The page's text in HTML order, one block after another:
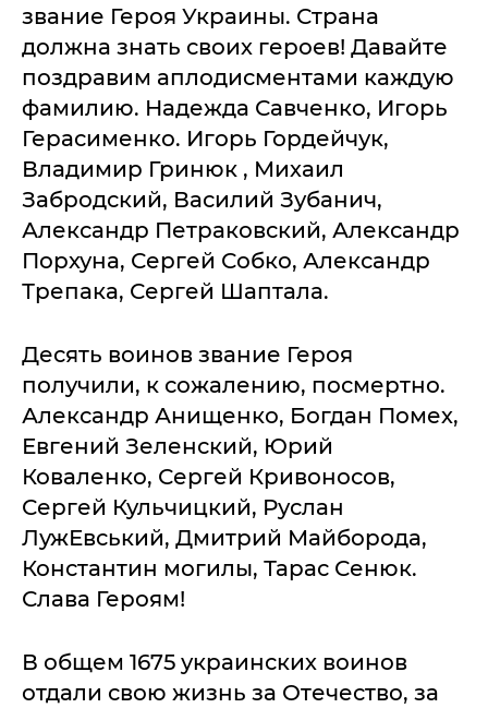
звание Героя Украины. Страна
должна знать своих героев! Давайте
поздравим аплодисментами каждую
фамилию. Надежда Савченко, Игорь
Герасименко. Игорь Гордейчук,
Владимир Гринюк , Михаил
Забродский, Василий Зубанич,
Александр Петраковский, Александр
Порхуна, Сергей Собко, Александр
Трепака, Сергей Шаптала.
Десять воинов звание Героя
получили, к сожалению, посмертно.
Александр Анищенко, Богдан Помех,
Евгений Зеленский, Юрий
Коваленко, Сергей Кривоносов,
Сергей Кульчицкий, Руслан
ЛужЕвський, Дмитрий Майборода,
Константин могилы, Тарас Сенюк.
Слава Героям!
В общем 1675 украинских воинов
отдали свою жизнь за Отечество, за